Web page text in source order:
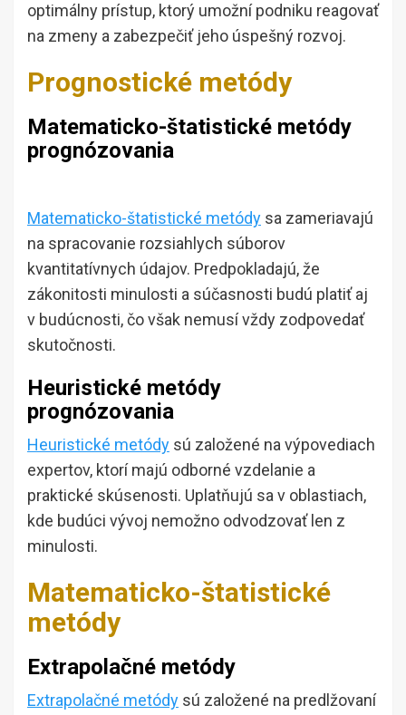
optimálny prístup, ktorý umožní podniku reagovať
na zmeny a zabezpečiť jeho úspešný rozvoj.
Prognostické metódy
Matematicko-štatistické metódy
prognózovania
Matematicko-štatistické metódy sa zameriavajú
na spracovanie rozsiahlych súborov
kvantitatívnych údajov. Predpokladajú, že
zákonitosti minulosti a súčasnosti budú platiť aj
v budúcnosti, čo však nemusí vždy zodpovedať
skutočnosti.
Heuristické metódy
prognózovania
Heuristické metódy sú založené na výpovediach
expertov, ktorí majú odborné vzdelanie a
praktické skúsenosti. Uplatňujú sa v oblastiach,
kde budúci vývoj nemožno odvodzovať len z
minulosti.
Matematicko-štatistické
metódy
Extrapolačné metódy
Extrapolačné metódy sú založené na predlžovaní